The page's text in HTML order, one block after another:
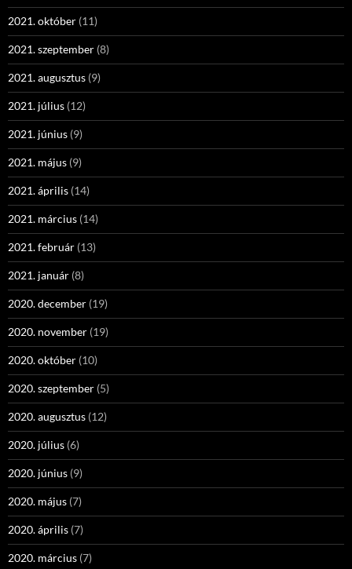
2021. október (11)
2021. szeptember (8)
2021. augusztus (9)
2021. július (12)
2021. június (9)
2021. május (9)
2021. április (14)
2021. március (14)
2021. február (13)
2021. január (8)
2020. december (19)
2020. november (19)
2020. október (10)
2020. szeptember (5)
2020. augusztus (12)
2020. július (6)
2020. június (9)
2020. május (7)
2020. április (7)
2020. március (7)